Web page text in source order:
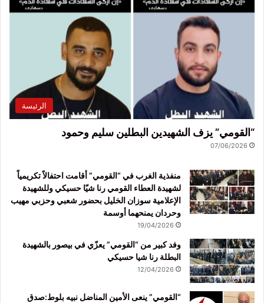
الرئيسة
“القومي” يزف الشهيدين البطلين سليم وحمود
07/06/2026
منفذية الغرب في “القومي” أقامت احتفالاً تكريمياً
لشهيدة العطاء القومي رنا شيّا حسيكي وللشهيدة
الإعلامية سوزان الخليل بحضور شعبي وحزبي مهيب
وحردان يمنحهما أوسمة
19/04/2026
وفد كبير من “القومي” يعزّي في بيصور بالشهيدة
البطلة رنا شيا حسيكي
12/04/2026
“القومي” ينعى الأمين المناضل نبيه بلوط:صدق